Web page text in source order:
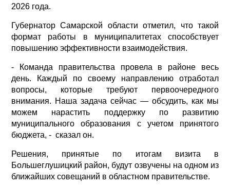
2026 года.
Губернатор Самарской области отметил, что такой
формат работы в муниципалитетах способствует
повышению эффективности взаимодействия.
- Команда правительства провела в районе весь
день. Каждый по своему направлению отработал
вопросы, которые требуют первоочередного
внимания. Наша задача сейчас — обсудить, как мы
можем нарастить поддержку по развитию
муниципального образования с учетом принятого
бюджета, - сказал он.
Решения, принятые по итогам визита в
Большеглушицкий район, будут озвучены на одном из
ближайших совещаний в областном правительстве.